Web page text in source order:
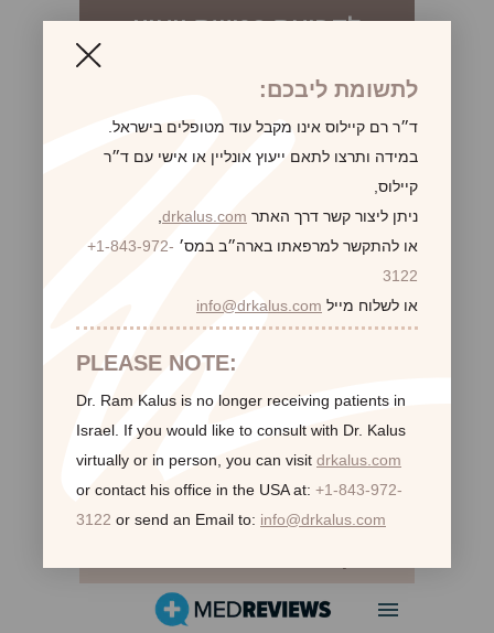
לקביעת פגישת ייעוץ
לתשומת ליבכם:
ד״ר רם קיילוס אינו מקבל עוד מטופלים בישראל.
במידה ותרצו לתאם ייעוץ אונליין או אישי עם ד״ר
קיילוס,
ניתן ליצור קשר דרך האתר drkalus.com
או להתקשר למרפאתו בארה״ב במס׳ +1-843-972-
3122
או לשלוח מייל info@drkalus.com
PLEASE NOTE:
Dr. Ram Kalus is no longer receiving patients in
Israel. If you would like to consult with Dr. Kalus
virtually or in person, you can visit drkalus.com
or contact his office in the USA at: +1-843-972-
3122 or send an Email to: info@drkalus.com